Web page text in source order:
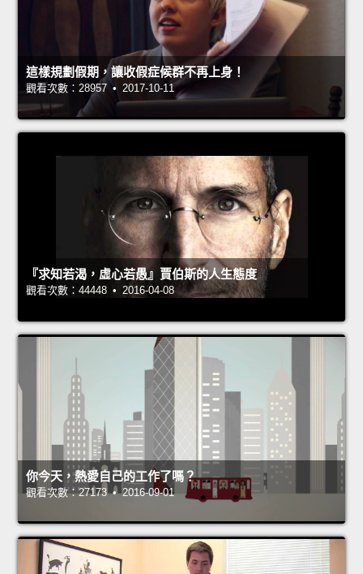
這樣規劃假期，讓收假症候群不再上身！
觀看次數：28957 • 2017-10-11
『求知若渴，虛心若愚』賈伯斯的人生態度
觀看次數：44448 • 2016-04-08
你今天，熱愛自己的工作了嗎？
觀看次數：27173 • 2016-09-01